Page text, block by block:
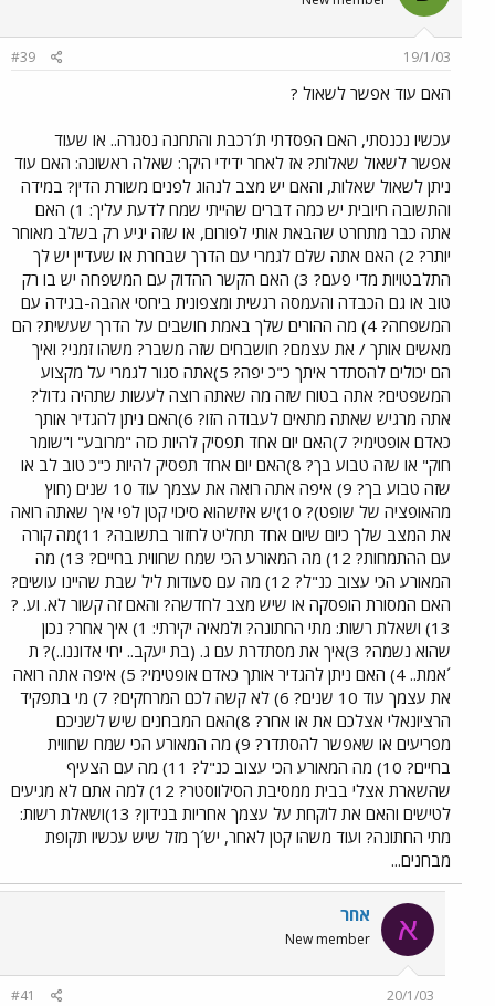
19/1/03
#39
האם עוד אפשר לשאול ?
עכשיו נכנסתי, האם הפסדתי ת´רכבת והתחנה נסגרה.. או שעוד
אפשר לשאול שאלות? אז לאחר ידידי היקר: שאלה ראשונה: האם עוד
ניתן לשאול שאלות, והאם יש מצב לנהוג לפנים משורת הדין? במידה
והתשובה חיובית יש כמה דברים שהייתי שמח לדעת עליך: 1) האם
אתה כבר מתחרט שהבאת אותי לפורום, או שזה יגיע רק בשלב מאוחר
יותר? 2) האם אתה שלם לגמרי עם הדרך שבחרת או שעדיין יש לך
התלבטויות מדי פעם? 3) האם הקשר ההדוק עם המשפחה יש בו רק
טוב או גם הכבדה והעמסה רגשית ומצפונית ביחסי אהבה-בגידה עם
המשפחה? 4) מה ההורים שלך באמת חושבים על הדרך שעשית? הם
מאשים אותך / את עצמם? חושבחים שזה משבר? משהו זמני? ואיך
הם יכולים להסתדר איתך כ"כ יפה? 5)אתה סגור לגמרי על מקצוע
המשפטים? אתה בטוח שזה מה שאתה רוצה לעשות שתהיה גדול?
אתה מרגיש שאתה מתאים לעבודה הזו? 6)האם ניתן להגדיר אותך
כאדם אופטימי? 7)האם יום אחד תפסיק להיות כזה "מרובע" ו"שומר
חוק" או שזה טבוע בך? 8)האם יום אחד תפסיק להיות כ"כ טוב לב או
שזה טבוע בך? 9) איפה אתה רואה את עצמך עוד 10 שנים (חוץ
מהאופציה של שופט)? 10)יש איזשהוא סיכוי קטן לפי איך שאתה רואה
את המצב שלך כיום שיום אחד תחליט לחזור בתשובה? 11)מה קורה
עם ההתמחות? 12) מה המאורע הכי שמח שחווית בחיים? 13) מה
המאורע הכי עצוב כנ"ל? 12) מה עם סעודות ליל שבת שהיינו עושים?
האם המסורת הופסקה או שיש מצב לחדשה? והאם זה קשור לא. וע. ?
13) ושאלת רשות: מתי החתונה? ולמאיה יקירתי: 1) איך אחר? נכון
שהוא נשמה? 3)איך את מסתדרת עם ג. (בת יעקב.. יחי אדוננו..)? ת
´אמת.. 4) האם ניתן להגדיר אותך כאדם אופטימי? 5) איפה אתה רואה
את עצמך עוד 10 שנים? 6) לא קשה לכם המרחקים? 7) מי בתפקיד
הרציונאלי אצלכם את או אחר? 8)האם המבחנים שיש לשניכם
מפריעים או שאפשר להסתדר? 9) מה המאורע הכי שמח שחווית
בחיים? 10) מה המאורע הכי עצוב כנ"ל? 11) מה עם הצעיף
שהשארת אצלי בבית ממסיבת הסילווסטר? 12) למה אתם לא מגיעים
לטישים והאם את לוקחת על עצמך אחריות בנידון? 13)ושאלת רשות:
מתי החתונה? ועוד משהו קטן לאחר, יש´ך מזל שיש עכשיו תקופת
מבחנים...
א אחר
New member
20/1/03
#41